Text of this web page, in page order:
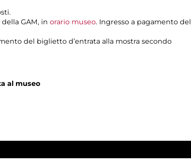
GAM, in orario museo. Ingresso a pagamento del
del biglietto d’entrata alla mostra secondo
al museo